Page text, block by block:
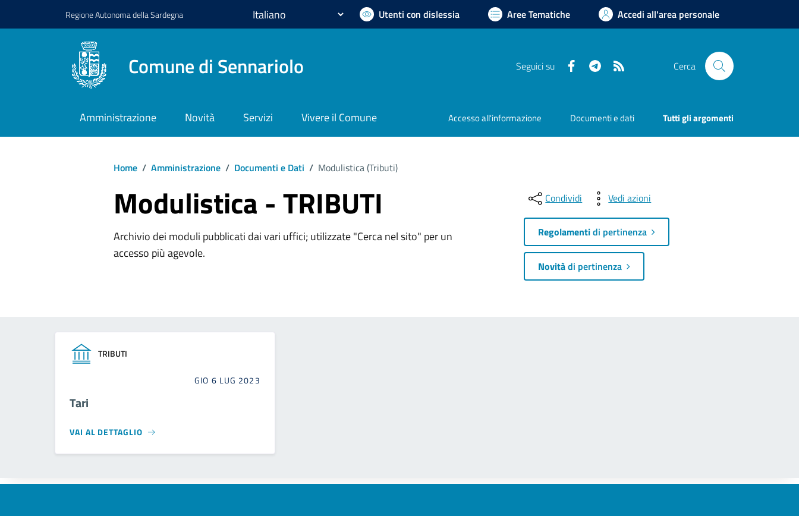
RegioneAutonoma dellaSardegna Utenti con dislessia Aree Tematiche Accedi all'area personale
Comune di Sennariolo Seguici su FacebookTelegram Cerca
Amministrazione Novità Servizi Vivere il Comune Accesso all'informazione Documenti e dati Tutti gli argomenti
Home / Amministrazione / Documenti e Dati / Modulistica (Tributi)
Modulistica - TRIBUTI
Archivio dei moduli pubblicati dai vari uffici; utilizzate "Cerca nel sito" per un
accesso più agevole.
Condividi Vedi azioni
Regolamentidi pertinenza
Novitàdi pertinenza
TRIBUTI
GIO 6 LUG 2023
Tari
VAI AL DETTAGLIO